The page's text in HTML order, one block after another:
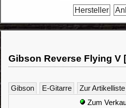
Hersteller
Gibson Reverse Flying V
Gibson E-Gitarre
Zur Artikelliste
Zum